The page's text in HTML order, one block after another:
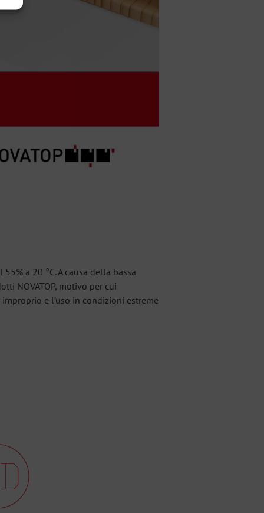
a 20 °C. A causa della bassa
NOVATOP, motivo per cui
e l’uso in condizioni estreme